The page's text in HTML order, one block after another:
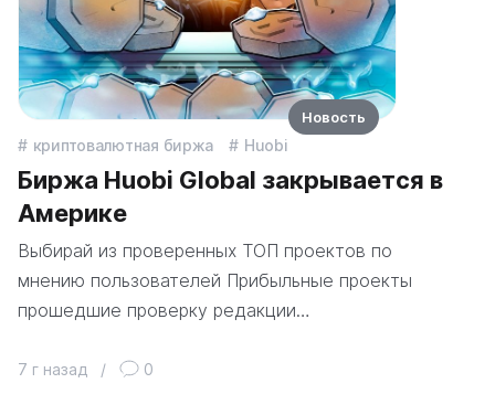
криптовалютная биржа Huobi
Биржа Huobi Global закрывается в
Америке
Выбирай из проверенных ТОП проектов по
мнению пользователей Прибыльные проекты
прошедшие проверку редакции…
7 г назад / 0
Новость